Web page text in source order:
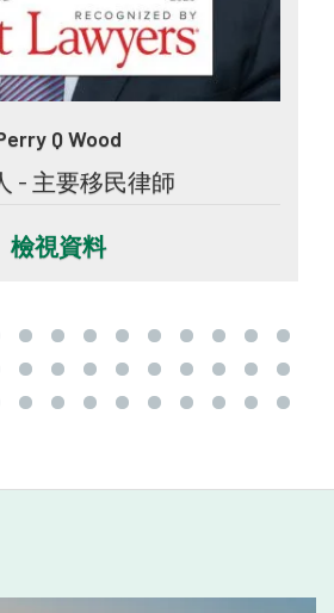
Q Wood
- 主要移民律師
檢視資料